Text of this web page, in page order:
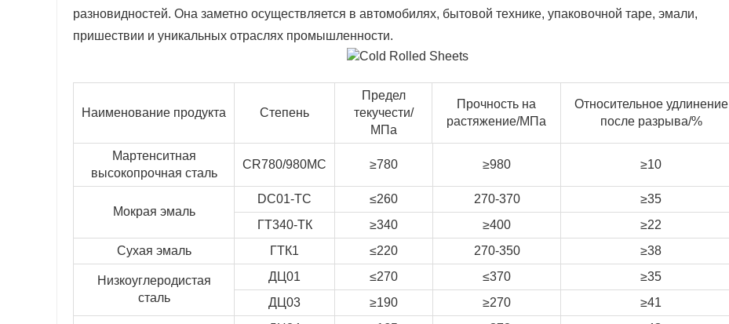
разновидностей. Она заметно осуществляется в автомобилях, бытовой технике, упаковочной таре, эмали,
пришествии и уникальных отраслях промышленности.
Наименование продукта Степень
Предел
текучести/
МПа
Прочность на
растяжение/МПа
Относительное удлинение
после разрыва/%
Мартенситная
высокопрочная сталь
CR780/980МС ≥780 ≥980 ≥10
Мокрая эмаль
DC01-TC ≤260 270-370
≥35
ГТ340-ТК
≥340 ≥400
≥22
Сухая эмаль
ГТК1 ≤220 270-350 ≥38
Низкоуглеродистая
сталь
ДЦ01 ≤270 ≤370
≥35
ДЦ03
≥190 ≥270 ≥41